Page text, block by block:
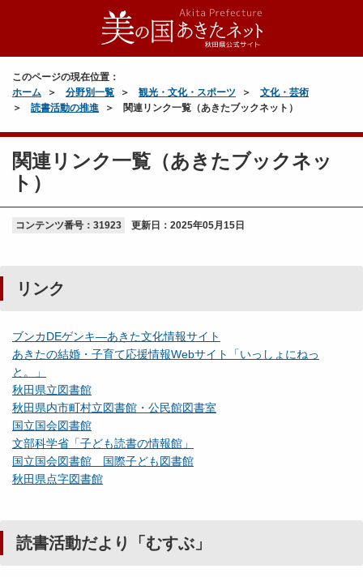
このページの現在位置：
ホーム
分野別一覧 観光・文化・スポーツ
文化・芸術
読書活動の推進
関連リンク一覧（あきたブックネット）
関連リンク一覧（あきたブックネッ
ト）
コンテンツ番号：31923 更新日： 2025年05月15日
リンク
ブンカDEゲンキ―あきた文化情報サイト
あきたの結婚・子育て応援情報Webサイト「いっしょにねっ
と。」
秋田県立図書館
秋田県内市町村立図書館・公民館図書室
国立国会図書館
文部科学省「子ども読書の情報館」
国立国会図書館 国際子ども図書館
秋田県点字図書館
読書活動だより「むすぶ」